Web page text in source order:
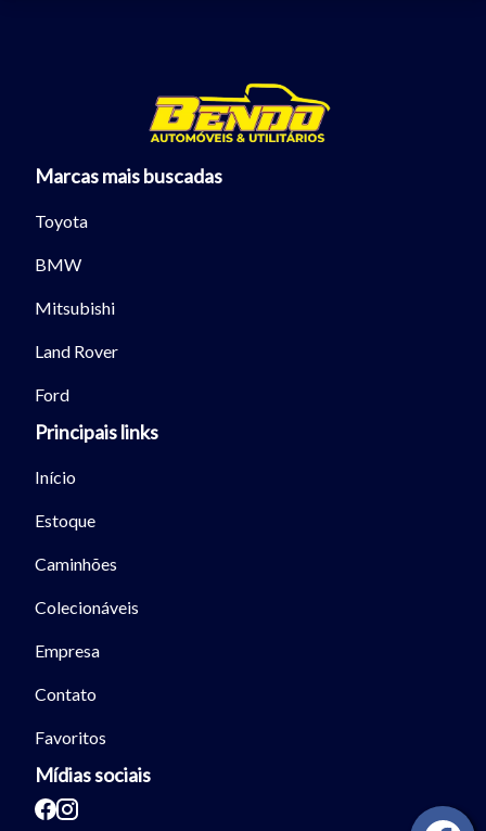
Marcas mais buscadas
Toyota
BMW
Mitsubishi
Land Rover
Ford
Principais links
Início
Estoque
Caminhões
Colecionáveis
Empresa
Contato
Favoritos
Mídias sociais